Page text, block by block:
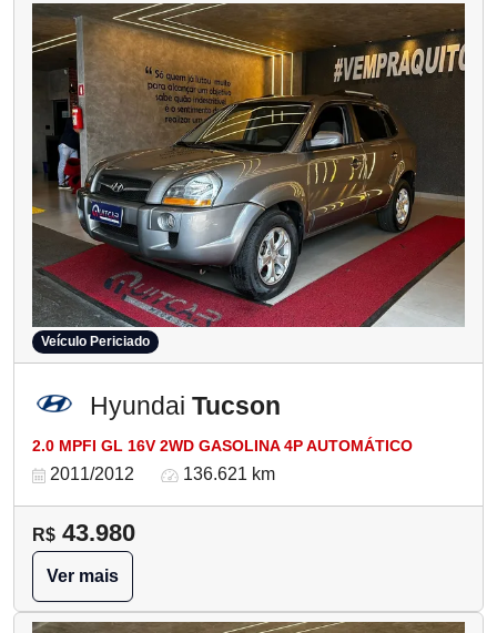
Veículo Periciado
Hyundai Tucson
2.0 MPFI GL 16V 2WD GASOLINA 4P AUTOMÁTICO
2011/2012 136.621 km
R$ 43.980
Ver mais